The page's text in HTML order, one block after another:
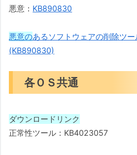
悪意： KB890830
悪意のあるソフトウェアの削除ツ
(KB890830)
各ＯＳ共通
ダウンロードリンク
正常性ツール：KB4023057